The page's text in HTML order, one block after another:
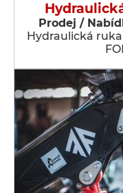
Prodej /
Hydraulická